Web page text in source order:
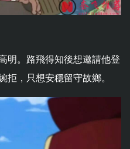
明。路飛得知後想邀請他登
拒，只想安穩留守故鄉。